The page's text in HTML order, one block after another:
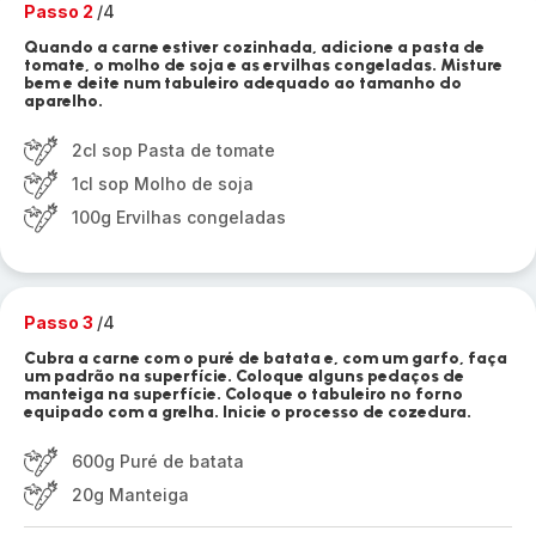
Passo 2 /4
Quando a carne estiver cozinhada, adicione a pasta de
tomate, o molho de soja e as ervilhas congeladas. Misture
bem e deite num tabuleiro adequado ao tamanho do
aparelho.
2cl sop Pasta de tomate
1cl sop Molho de soja
100g Ervilhas congeladas
Passo 3 /4
Cubra a carne com o puré de batata e, com um garfo, faça
um padrão na superfície. Coloque alguns pedaços de
manteiga na superfície. Coloque o tabuleiro no forno
equipado com a grelha. Inicie o processo de cozedura.
600g Puré de batata
20g Manteiga